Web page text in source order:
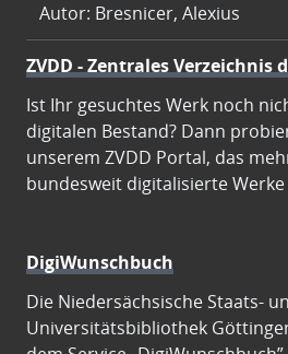
Autor: Bresnicer, Alexius
ZVDD - Zentrales
Ist Ihr gesuchtes Werk noch
digitalen Bestand? Dann
unserem ZVDD Portal, das
bundesweit digitalisierte
DigiWunschbuch
Die Niedersächsische Staats-
Universitätsbibliothek